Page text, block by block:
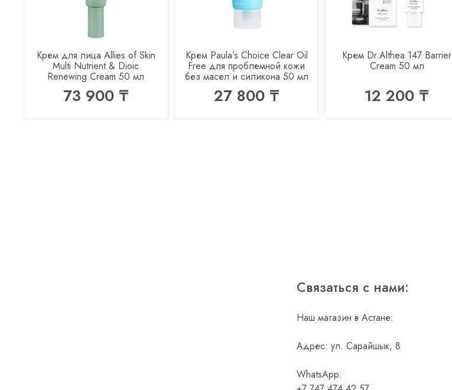
Крем для лица Allies of Skin
Multi Nutrient & Dioic
Renewing Cream 50 мл
73 900 ₸
Крем Paula's Choice Clear Oil
Free для проблемной кожи
без масел и силикона 50 мл
27 800 ₸
Крем Dr.Althea 147 Barrier
Cream 50 мл
12 200 ₸
Связаться с нами:
Наш магазин в Астане:
Адрес: ул. Сарайшык, 8
WhatsApp: